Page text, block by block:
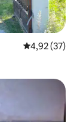
4,92 de uma
4,92 (37)